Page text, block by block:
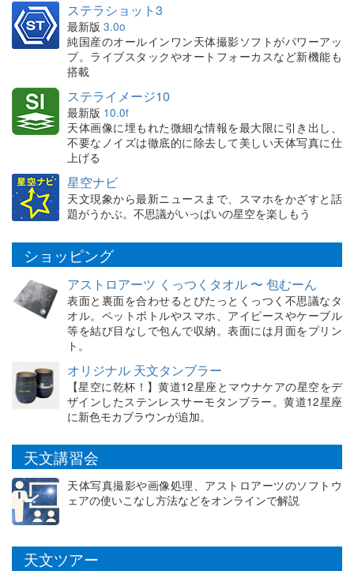
ステラショット3
最新版 3.0o
純国産のオールインワン天体撮影ソフトがパワーアッ
プ。ライブスタックやオートフォーカスなど新機能も
搭載
ステライメージ10
最新版 10.0f
天体画像に埋もれた微細な情報を最大限に引き出し、
不要なノイズは徹底的に除去して美しい天体写真に仕
上げる
星空ナビ
天文現象から最新ニュースまで、スマホをかざすと話
題がうかぶ。不思議がいっぱいの星空を楽しもう
ショッピング
アストロアーツ くっつくタオル 〜 包むーん
表面と裏面を合わせるとぴたっとくっつく不思議なタ
オル。ペットボトルやスマホ、アイピースやケーブル
等を結び目なしで包んで収納。表面には月面をプリン
ト。
オリジナル 天文タンブラー
【星空に乾杯！】黄道12星座とマウナケアの星空をデ
ザインしたステンレスサーモタンブラー。黄道12星座
に新色モカブラウンが追加。
天文講習会
天体写真撮影や画像処理、アストロアーツのソフトウ
ェアの使いこなし方法などをオンラインで解説
天文ツアー